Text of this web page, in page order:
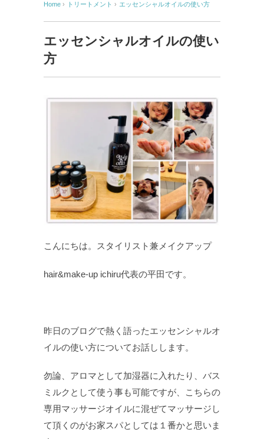
Home › トリートメント › エッセンシャルオイルの使い方
エッセンシャルオイルの使い
方
こんにちは。スタイリスト兼メイクアップ
hair&make-up ichiru代表の平田です。
昨日のブログで熱く語ったエッセンシャルオ
イルの使い方についてお話しします。
勿論、アロマとして加湿器に入れたり、バス
ミルクとして使う事も可能ですが、こちらの
専用マッサージオイルに混ぜてマッサージし
て頂くのがお家スパとしては１番かと思いま